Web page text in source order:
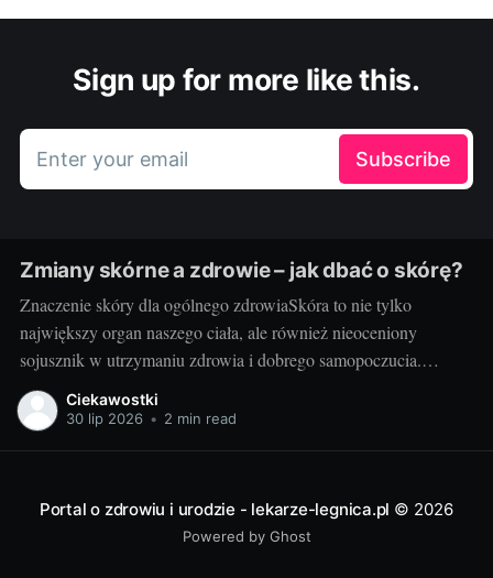
Sign up for more like this.
Enter your email Subscribe
Zmiany skórne a zdrowie – jak dbać o skórę?
Znaczenie skóry dla ogólnego zdrowiaSkóra to nie tylko
największy organ naszego ciała, ale również nieoceniony
sojusznik w utrzymaniu zdrowia i dobrego samopoczucia.
Właściwa troska i zrozumienie jej funkcji to fundament w
podejściu do pielęgnacji skóry. Potrzebna jest nam przede
Ciekawostki
30 lip 2026 • 2 min read
Portal o zdrowiu i urodzie - lekarze-legnica.pl © 2026
Powered by Ghost